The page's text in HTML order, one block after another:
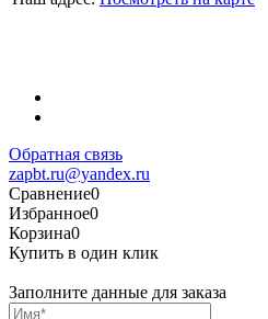
Обратная связь
zapbt.ru@yandex.ru
Сравнение0
Избранное0
Корзина0
Купить в один клик
Заполните данные для заказа